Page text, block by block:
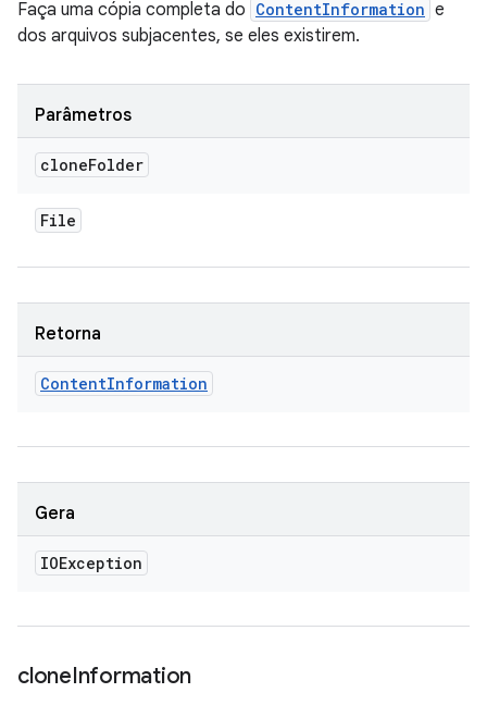
Faça uma cópia completa do ContentInformation e
dos arquivos subjacentes, se eles existirem.
Parâmetros
cloneFolder
File
Retorna
ContentInformation
Gera
IOException
cloneInformation